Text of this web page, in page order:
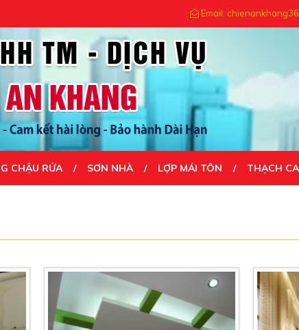
QUÝ KHÁCH ĐÃ ĐẾN VỚI CHÚNG TÔI- UY TÍN TẠO NÊN THÀNH
Email:
CHẬU RỬA SƠN NHÀ LỢP MÁI TÔN THẠCH